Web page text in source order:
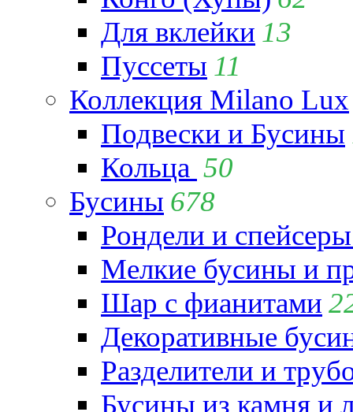
Для вклейки 13
Пуссеты 11
Коллекция Milano Lux
Подвески и Бусины
Кольца 50
Бусины 678
Рондели и
Мелкие бусины и
Шар с фианитами
Декоративные
Разделители и
Бусины из камня и